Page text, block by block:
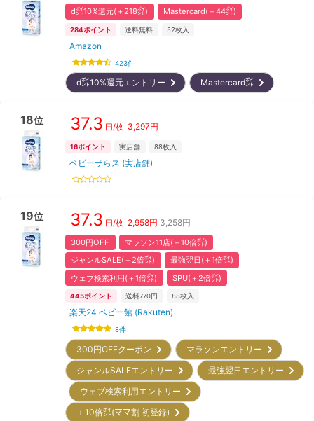
d㌽10%還元(＋218㌽) Mastercard(＋44㌽)
284ポイント 送料無料 52枚入
Amazon
423件
d㌽10%還元エントリー Mastercard㌽
18位 37.3 円/枚 3,297円
16ポイント 実店舗 88枚入
ベビーザらス (実店舗)
19位 37.3 円/枚 2,958円 3,258円
300円OFF
マラソン11店(＋10倍㌽)
ジャンルSALE(＋2倍㌽)
最強翌日(＋1倍㌽)
ウェブ検索利用(＋1倍㌽)
SPU(＋2倍㌽)
445ポイント 送料770円 88枚入
楽天24 ベビー館 (Rakuten)
8件
300円OFFクーポン
マラソンエントリー
ジャンルSALEエントリー
最強翌日エントリー
ウェブ検索利用エントリー
＋10倍㌽(ママ割 初登録)